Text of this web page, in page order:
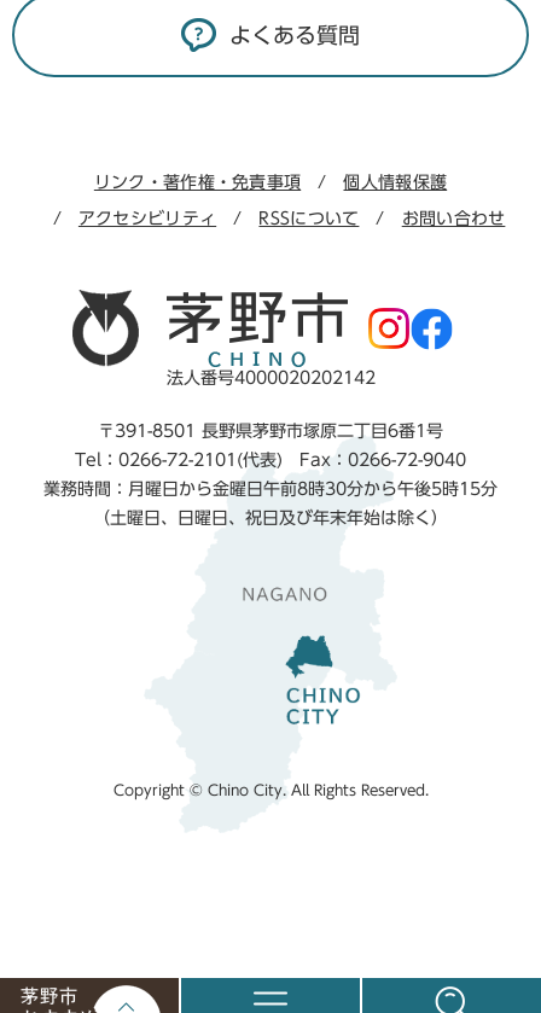
よくある質問
リンク・著作権・免責事項 個人情報保護
アクセシビリティ RSSについて お問い合わせ
法人番号4000020202142
〒391-8501 長野県茅野市塚原二丁目6番1号
Tel：0266-72-2101(代表) Fax：0266-72-9040
業務時間：月曜日から金曜日午前8時30分から午後5時15分
（土曜日、日曜日、祝日及び年末年始は除く）
Copyright © Chino City. All Rights Reserved.